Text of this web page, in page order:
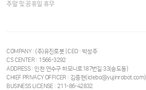
주말 및 공휴일 휴무
COMPANY : (주)유진로봇 | CEO : 박성주
CS CENTER : 1566-3292
ADDRESS : 인천 연수구 하모니로187번길 33(송도동)
CHIEF PRIVACY OFFICER : 김종현(iclebo@yujinrobot.com)
BUSINESS LICENSE : 211-86-42832